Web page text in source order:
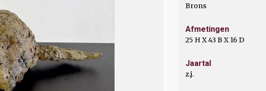
Brons
Afmetingen
25 H X 43 B X 16 D
Jaartal
z.j.